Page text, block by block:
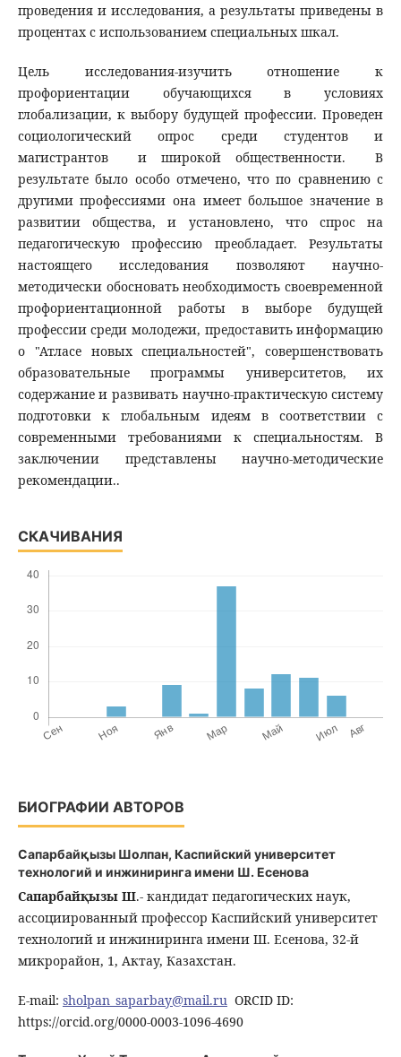
проведения и исследования, а результаты приведены в
процентах с использованием специальных шкал.
Цель исследования-изучить отношение к
профориентации обучающихся в условиях
глобализации, к выбору будущей профессии. Проведен
социологический опрос среди студентов и
магистрантов и широкой общественности. В
результате было особо отмечено, что по сравнению с
другими профессиями она имеет большое значение в
развитии общества, и установлено, что спрос на
педагогическую профессию преобладает. Результаты
настоящего исследования позволяют научно-
методически обосновать необходимость своевременной
профориентационной работы в выборе будущей
профессии среди молодежи, предоставить информацию
о "Атласе новых специальностей", совершенствовать
образовательные программы университетов, их
содержание и развивать научно-практическую систему
подготовки к глобальным идеям в соответствии с
современными требованиями к специальностям. В
заключении представлены научно-методические
рекомендации..
СКАЧИВАНИЯ
БИОГРАФИИ АВТОРОВ
Сапарбайқызы Шолпан, Каспийский университет
технологий и инжиниринга имени Ш. Есенова
Сапарбайқызы Ш.- кандидат педагогических наук,
ассоциированный профессор Каспийский университет
технологий и инжиниринга имени Ш. Есенова, 32-й
микрорайон, 1, Актау, Казахстан.
E-mail: sholpan_saparbay@mail.ruORCID ID:
https://orcid.org/0000-0003-1096-4690